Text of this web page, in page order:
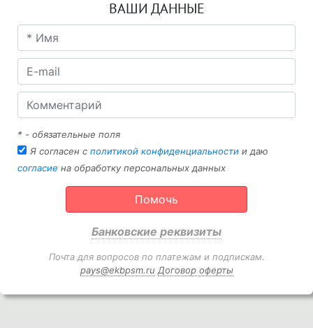
ВАШИ ДАННЫЕ
* - обязательные поля
Я согласен с политикой конфиденциальности и даю
согласие на обработку персональных данных
Помочь
Банковские реквизиты
Почта для вопросов по платежам и подпискам.
pays@ekbpsm.ru Договор оферты